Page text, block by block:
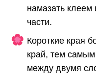
намазать клеем
части.
Короткие края
край, тем
между двумя